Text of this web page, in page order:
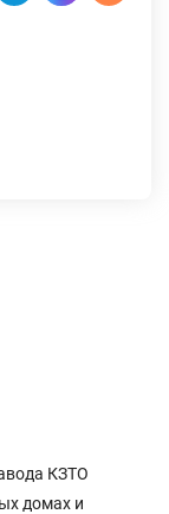
КЗТО
домах и